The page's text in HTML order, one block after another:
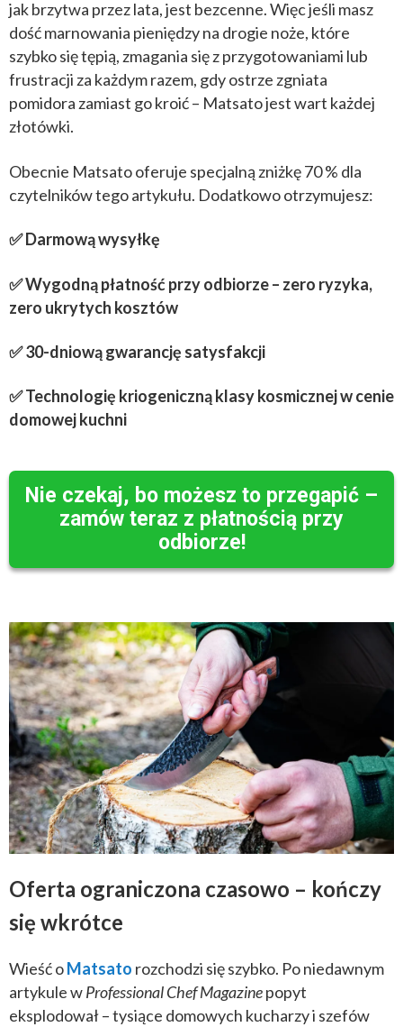
jak brzytwa przez lata, jest bezcenne. Więc jeśli masz
dość marnowania pieniędzy na drogie noże, które
szybko się tępią, zmagania się z przygotowaniami lub
frustracji za każdym razem, gdy ostrze zgniata
pomidora zamiast go kroić – Matsato jest wart każdej
złotówki.
Obecnie Matsato oferuje specjalną zniżkę 70 % dla
czytelników tego artykułu. Dodatkowo otrzymujesz:
✅ Darmową wysyłkę
✅ Wygodną płatność przy odbiorze – zero ryzyka,
zero ukrytych kosztów
✅ 30-dniową gwarancję satysfakcji
✅ Technologię kriogeniczną klasy kosmicznej w cenie
domowej kuchni
Nie czekaj, bo możesz to przegapić –
zamów teraz z płatnością przy
odbiorze!
Oferta ograniczona czasowo – kończy
się wkrótce
Wieść oMatsato rozchodzi się szybko. Po niedawnym
artykule wProfessional Chef Magazinepopyt
eksplodował – tysiące domowych kucharzy i szefów